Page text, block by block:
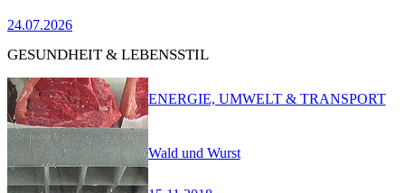
24.07.2026
GESUNDHEIT & LEBENSSTIL
Wald und Wurst
ENERGIE, UMWELT & TRANSPORT